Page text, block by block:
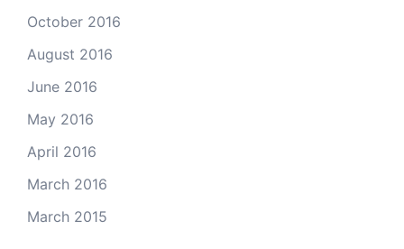
October 2016
August 2016
June 2016
May 2016
April 2016
March 2016
March 2015